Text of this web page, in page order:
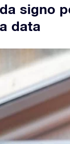
signo
data